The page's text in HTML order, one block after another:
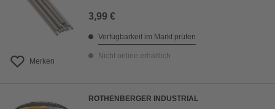
Merken
3,99 €
Verfügbarkeit im Markt prüfen
Nicht online erhältlich
ROTHENBERGER INDUSTRIAL